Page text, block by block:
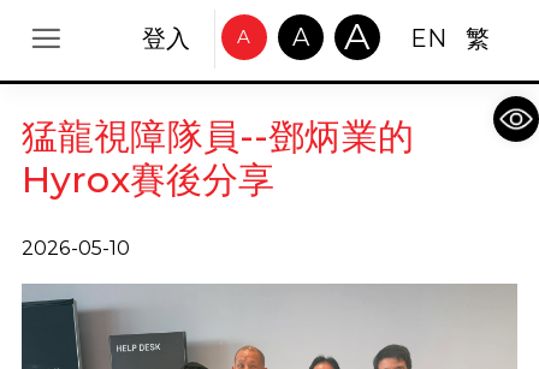
登入 A A A EN 繁
猛龍視障隊員--鄧炳業的
Hyrox賽後分享
2026-05-10